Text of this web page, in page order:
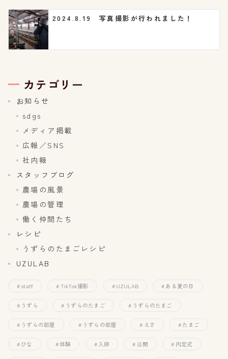
2024.8.19 写真撮影が行われました！
カテゴリー
お知らせ
sdgs
メディア掲載
広報／SNS
社内報
スタッフブログ
農場の風景
農場の管理
働く仲間たち
レシピ
うずらのたまごレシピ
UZULAB
staff TikTok撮影 UZULAB ある夏の日
うずら うずらのたまご うずらのたまご
うずらの部屋 うずらの部屋 えさ たまご
ひな 体験 入卵 公開 内定式